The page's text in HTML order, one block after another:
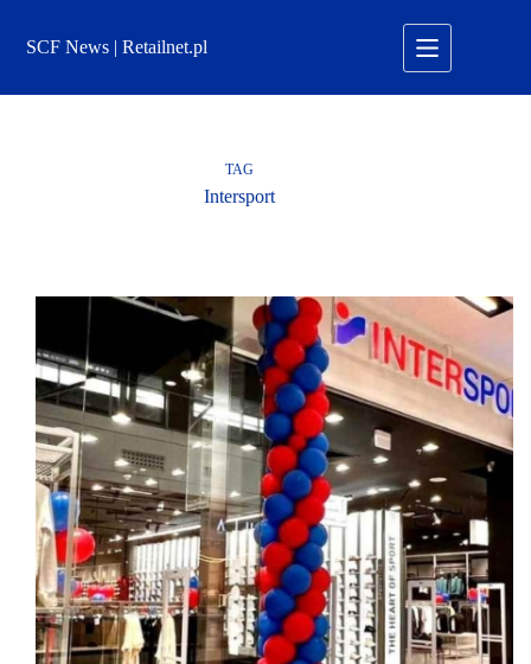
treściSCF News | Retailnet.pl
TAG
Intersport